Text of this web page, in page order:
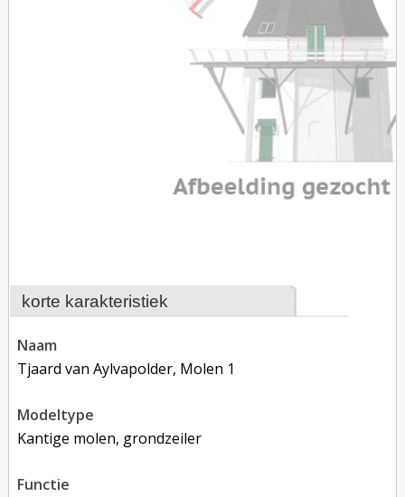
korte karakteristiek
naam
Tjaard van Aylvapolder, Molen 1
modeltype
Kantige molen, grondzeiler
functie